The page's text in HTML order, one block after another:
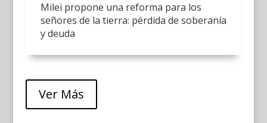
Milei propone una reforma para los
señores de la tierra: pérdida de soberanía
y deuda
Ver Más